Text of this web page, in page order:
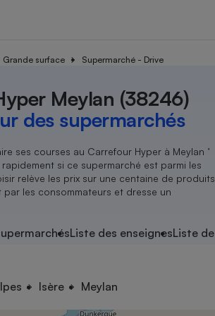
Grande surface Supermarché - Drive
Meylan (38246)
des supermarchés
ses courses au Carrefour Hyper à Meylan ’
si ce supermarché est parmi les
relève les prix sur une centaine de produits
par les consommateurs et dresse un
Liste des enseignesListe
Isère Meylan
Additifs
Nutrition
Assurance auto
Magasin - Grande surface
Méthode de vente -
Organismes de défense
Système judiciairegratuit
Déchet
Achat - Vente - Travaux
Location
Sport
électrique
Démarche administrative
Senior
Service marchand
Train
Transport aérien
locale
locales
Que Choisir Ensemble